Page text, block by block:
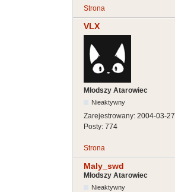
Strona
VLX
Młodszy Atarowiec
Nieaktywny
Zarejestrowany: 2004-03-27
Posty: 774
Strona
Maly_swd
Młodszy Atarowiec
Nieaktywny